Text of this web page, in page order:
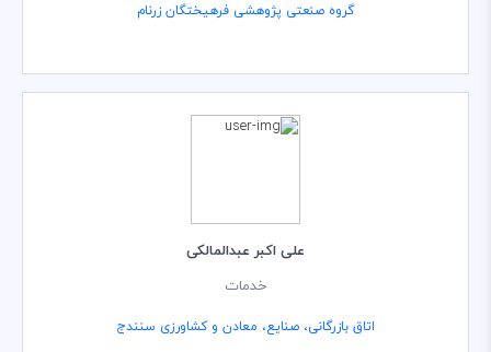
گروه صنعتی پژوهشی فرهیختگان زرنام
علی اکبر عبدالمالکی
خدمات
اتاق بازرگانی، صنایع، معادن و کشاورزی سنندج